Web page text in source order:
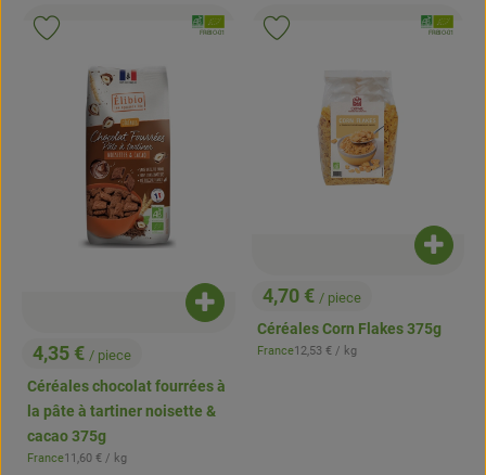
, Prix:
4,35 € / piece
Céréales chocolat fourrées à
la pâte à tartiner noisette &
cacao 375g
, Origine:
France, Prix de référence:
11,60 € / kg
Ajouter le produit au panier
, Association:
, Autorité de contrôle:
FR-BIO-01
Ajouter le produit aux favoris
, Prix:
4,70 € / piece
Céréales Corn Flakes 375g
, Origine:
France, Prix de référence:
12,53 € / kg
, , Autorité de contrôle:
FR-BIO-01
Ajouter le produit aux favoris